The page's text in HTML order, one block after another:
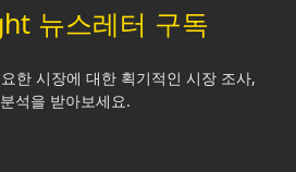
뉴스레터 구독
한 시장에 대한 획기적인 시장 조사,
석을 받아보세요.